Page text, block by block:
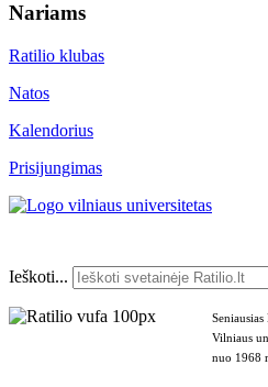
Nariams
Ratilio klubas
Natos
Kalendorius
Prisijungimas
Ieškoti...
Vilniaus
nuo 1968